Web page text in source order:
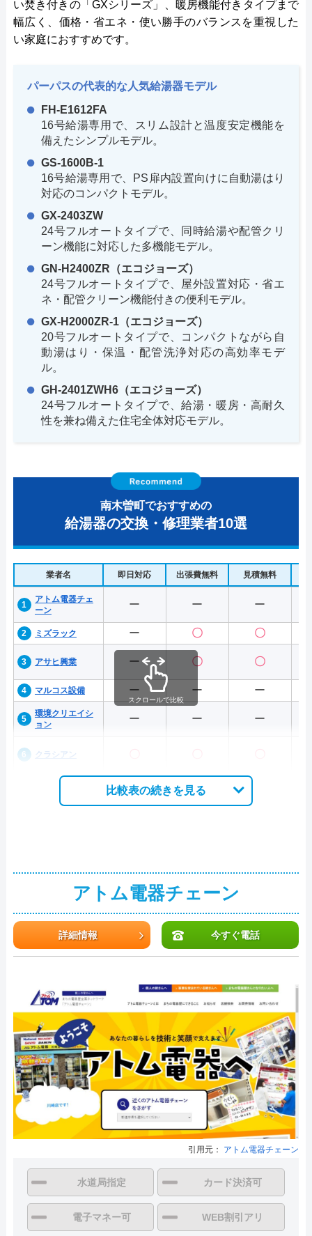
い焚き付きの「GXシリーズ」、暖房機能付きタイプまで
幅広く、価格・省エネ・使い勝手のバランスを重視した
い家庭におすすめです。
パーパスの代表的な人気給湯器モデル
FH-E1612FA
16号給湯専用で、スリム設計と温度安定機能を
備えたシンプルモデル。
GS-1600B-1
16号給湯専用で、PS扉内設置向けに自動湯はり
対応のコンパクトモデル。
GX-2403ZW
24号フルオートタイプで、同時給湯や配管クリ
ーン機能に対応した多機能モデル。
GN-H2400ZR（エコジョーズ）
24号フルオートタイプで、屋外設置対応・省エ
ネ・配管クリーン機能付きの便利モデル。
GX-H2000ZR-1（エコジョーズ）
20号フルオートタイプで、コンパクトながら自
動湯はり・保温・配管洗浄対応の高効率モデ
ル。
GH-2401ZWH6（エコジョーズ）
24号フルオートタイプで、給湯・暖房・高耐久
性を兼ね備えた住宅全体対応モデル。
南木曽町でおすすめの
給湯器の交換・修理業者10選
業者名 即日対応 出張費無料 見積無料
アトム電器チェ
ーン
ー ー ー
ミズラック ー 〇 〇
アサヒ興業 ー 〇 〇
マルコス設備 ー ー ー
環境クリエイシ
ョン
ー ー ー
クラシアン
スクロールで比較
比較表の続きを見る
アトム電器チェーン
詳細情報 今すぐ電話
引用元： アトム電器チェーン
水道局指定 カード決済可
電子マネー可 WEB割引アリ